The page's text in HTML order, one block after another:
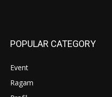
POPULAR CATEGORY
Event
Ragam